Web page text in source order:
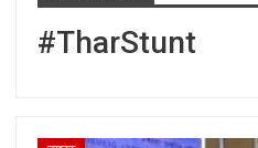
#TharStunt